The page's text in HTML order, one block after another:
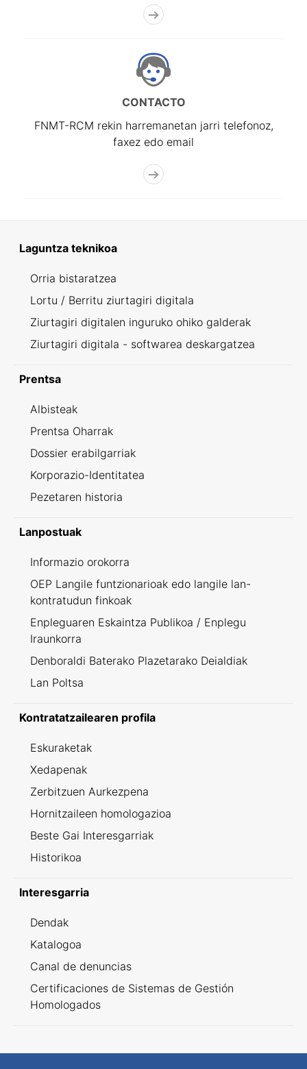
CONTACTO
FNMT-RCM rekin harremanetan jarri telefonoz,
faxez edo email
Laguntza teknikoa
Orria bistaratzea
Lortu / Berritu ziurtagiri digitala
Ziurtagiri digitalen inguruko ohiko galderak
Ziurtagiri digitala - softwarea deskargatzea
Prentsa
Albisteak
Prentsa Oharrak
Dossier erabilgarriak
Korporazio-Identitatea
Pezetaren historia
Lanpostuak
Informazio orokorra
OEP Langile funtzionarioak edo langile lan-
kontratudun finkoak
Enpleguaren Eskaintza Publikoa / Enplegu
Iraunkorra
Denboraldi Baterako Plazetarako Deialdiak
Lan Poltsa
Kontratatzailearen profila
Eskuraketak
Xedapenak
Zerbitzuen Aurkezpena
Hornitzaileen homologazioa
Beste Gai Interesgarriak
Historikoa
Interesgarria
Dendak
Katalogoa
Canal de denuncias
Certificaciones de Sistemas de Gestión
Homologados